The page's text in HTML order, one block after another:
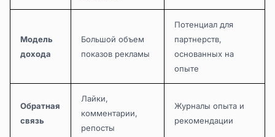
Модель
дохода
Большой объем
показов рекламы
Потенциал для
партнерств,
основанных на
опыте
Обратная
связь
Лайки,
комментарии,
репосты
Журналы опыта и
рекомендации